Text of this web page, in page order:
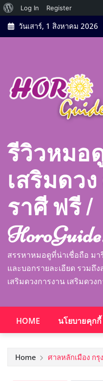
เกี่ยว
กับ
เวิร์ด
Log In
Register
Skip
to
วันเสาร์, 1 สิงหาคม 2026
รีวิวหมอ
เสริมดว
ราศี ฟรี |
สรรหาหมอดูที่น่าเชื่อถือ ม
และบอกรายละเอียด รวมถึ
เสริมดวงการงาน เสริมดวง
HOME นโยบายคุกกี้
Home ศาลหลักเมือง กรุ